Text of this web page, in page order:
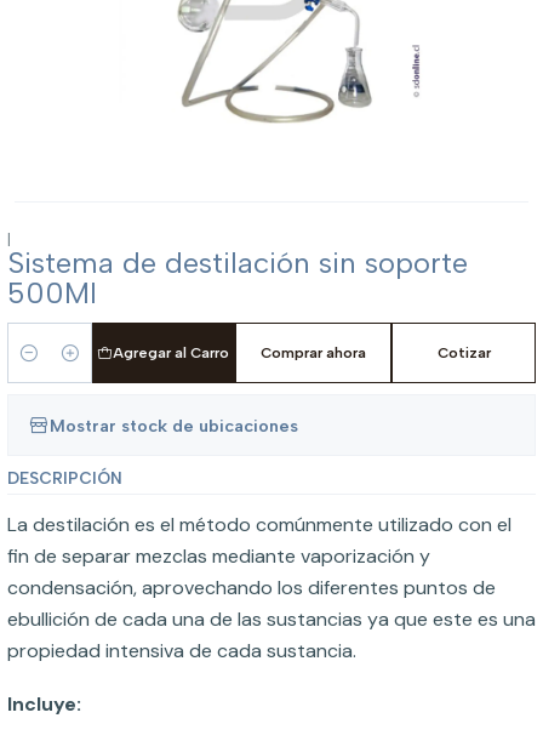
|
Sistema de destilación sin soporte
500Ml
Cantidad
Agregar al Carro Comprar ahora Cotizar
Mostrar stock de ubicaciones
DESCRIPCIÓN
La destilación es el método comúnmente utilizado con el
fin de separar mezclas mediante vaporización y
condensación, aprovechando los diferentes puntos de
ebullición de cada una de las sustancias ya que este es una
propiedad intensiva de cada sustancia.
Incluye: